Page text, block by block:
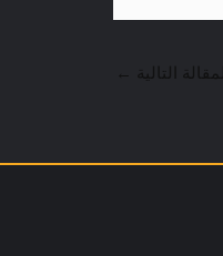
المقالة التالية ←